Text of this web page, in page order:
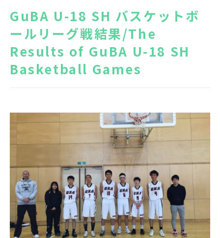
Topics
FAQ 図書蔵書検索
保護者専用ページ
卒業生・転出された方
プライバシーポリシー
EN
お問い合わせ 資料請求
GuBA U-18 SH バスケットボ
ールリーグ戦結果/The
Results of GuBA U-18 SH
Basketball Games